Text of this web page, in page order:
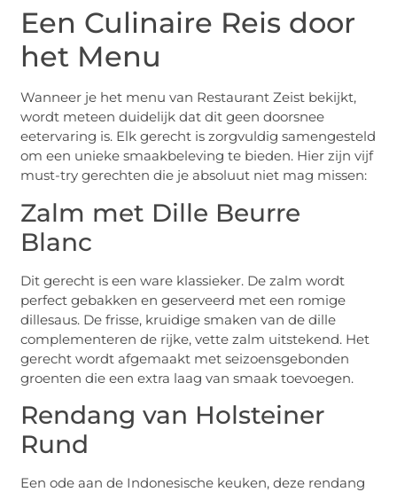
Een Culinaire Reis door
het Menu
Wanneer je het menu van Restaurant Zeist bekijkt,
wordt meteen duidelijk dat dit geen doorsnee
eetervaring is. Elk gerecht is zorgvuldig samengesteld
om een unieke smaakbeleving te bieden. Hier zijn vijf
must-try gerechten die je absoluut niet mag missen:
Zalm met Dille Beurre
Blanc
Dit gerecht is een ware klassieker. De zalm wordt
perfect gebakken en geserveerd met een romige
dillesaus. De frisse, kruidige smaken van de dille
complementeren de rijke, vette zalm uitstekend. Het
gerecht wordt afgemaakt met seizoensgebonden
groenten die een extra laag van smaak toevoegen.
Rendang van Holsteiner
Rund
Een ode aan de Indonesische keuken, deze rendang